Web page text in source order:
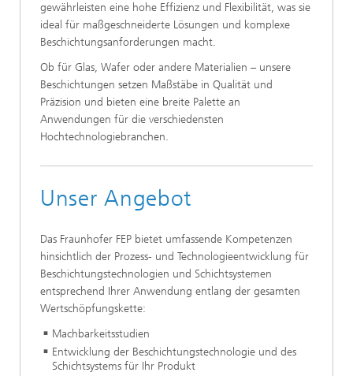
gewährleisten eine hohe Effizienz und Flexibilität, was sie
ideal für maßgeschneiderte Lösungen und komplexe
Beschichtungsanforderungen macht.
Ob für Glas, Wafer oder andere Materialien – unsere
Beschichtungen setzen Maßstäbe in Qualität und
Präzision und bieten eine breite Palette an
Anwendungen für die verschiedensten
Hochtechnologiebranchen.
Unser Angebot
Das Fraunhofer FEP bietet umfassende Kompetenzen
hinsichtlich der Prozess- und Technologieentwicklung für
Beschichtungstechnologien und Schichtsystemen
entsprechend Ihrer Anwendung entlang der gesamten
Wertschöpfungskette:
Machbarkeitsstudien
Entwicklung der Beschichtungstechnologie und des
Schichtsystems für Ihr Produkt